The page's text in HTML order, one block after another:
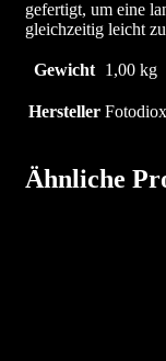
gefertigt, um eine
gleichzeitig leicht
Gewicht 1,00 kg
Hersteller Fotodiox
Ähnliche